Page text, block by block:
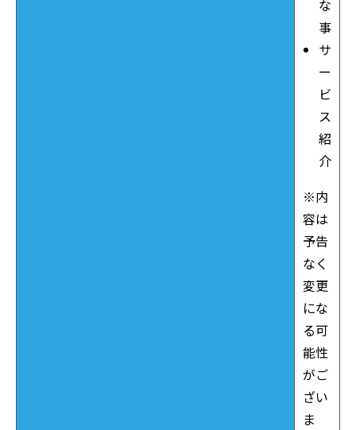
な
事
サ
ー
ビ
ス
紹
介
※内
容は
予告
なく
変更
にな
る可
能性
がご
ざい
ま